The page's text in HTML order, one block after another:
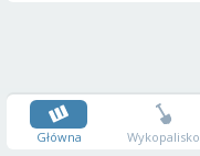
Główna Wykopalisko